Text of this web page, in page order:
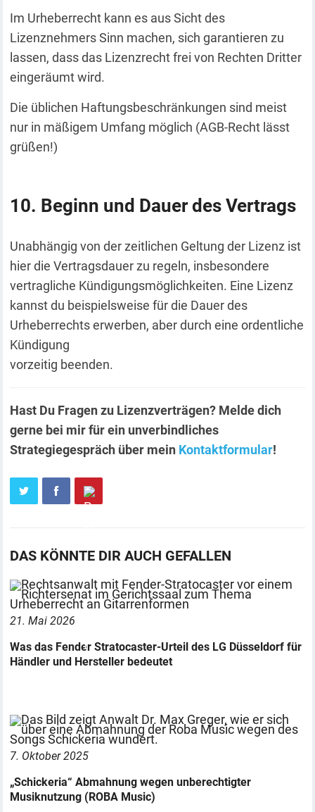
Im Urheberrecht kann es aus Sicht des
Lizenznehmers Sinn machen, sich garantieren zu
lassen, dass das Lizenzrecht frei von Rechten Dritter
eingeräumt wird.
Die üblichen Haftungsbeschränkungen sind meist
nur in mäßigem Umfang möglich (AGB-Recht lässt
grüßen!)
Beginn und Dauer des Vertrags
Unabhängig von der zeitlichen Geltung der Lizenz ist
hier die Vertragsdauer zu regeln, insbesondere
vertragliche Kündigungsmöglichkeiten. Eine Lizenz
kannst du beispielsweise für die Dauer des
Urheberrechts erwerben, aber durch eine ordentliche
Kündigung
vorzeitig beenden.
Hast Du Fragen zu Lizenzverträgen? Melde dich
gerne bei mir für ein unverbindliches
Strategiegespräch über mein Kontaktformular!
DAS KÖNNTE DIR AUCH GEFALLEN
21. Mai 2026
Was das Fender Stratocaster-Urteil des LG Düsseldorf für
Händler und Hersteller bedeutet
7. Oktober 2025
„Schickeria“ Abmahnung wegen unberechtigter
Musiknutzung (ROBA Music)